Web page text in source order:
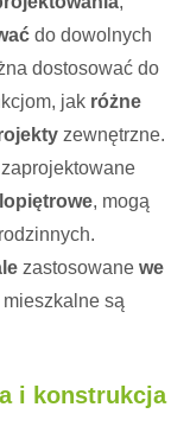
do dowolnych
dostosować do
jak różne
zewnętrzne.
, mogą
zastosowane we
są
i konstrukcja